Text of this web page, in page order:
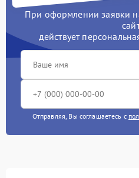
При оформлении заявки
действует
Отправляя, Вы соглашаетесь с